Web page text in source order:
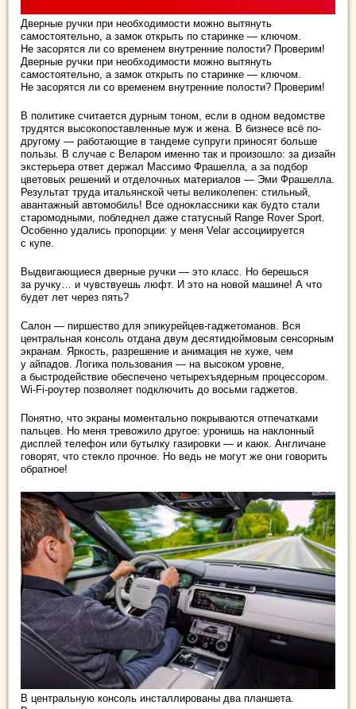
Дверные ручки при необходимости можно вытянуть
самостоятельно, а замок открыть по старинке — ключом.
Не засорятся ли со временем внутренние полости? Проверим!
Дверные ручки при необходимости можно вытянуть
самостоятельно, а замок открыть по старинке — ключом.
Не засорятся ли со временем внутренние полости? Проверим!
В политике считается дурным тоном, если в одном ведомстве
трудятся высокопоставленные муж и жена. В бизнесе всё по-
другому — работающие в тандеме супруги приносят больше
пользы. В случае с Веларом именно так и произошло: за дизайн
экстерьера ответ держал Массимо Фрашелла, а за подбор
цветовых решений и отделочных материалов — Эми Фрашелла.
Результат труда итальянской четы великолепен: стильный,
авантажный автомобиль! Все одноклассники как будто стали
старомодными, побледнел даже статусный Range Rover Sport.
Особенно удались пропорции: у меня Velar ассоциируется
с купе.
Выдвигающиеся дверные ручки — это класс. Но берешься
за ручку… и чувствуешь люфт. И это на новой машине! А что
будет лет через пять?
Салон — пиршество для эпикурейцев‑га­джетоманов. Вся
центральная консоль отдана двум десятидюймовым сенсорным
экранам. Яркость, разрешение и анимация не хуже, чем
у айпадов. Логика пользования — на высоком уровне,
а быстродействие обеспечено четырехъядерным процессором.
Wi-Fi-роутер позволяет подключить до восьми гаджетов.
Понятно, что экраны моментально покрываются отпечатками
пальцев. Но меня тревожило другое: уронишь на наклонный
дисплей телефон или бутылку газировки — и каюк. Англичане
говорят, что стекло прочное. Но ведь не могут же они говорить
обратное!
В центральную консоль инсталлированы два планшета.